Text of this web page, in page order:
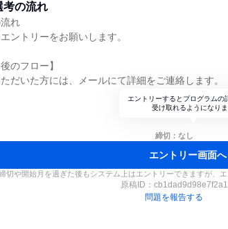
考の流れ
れ
ントリーをお願いします。
のフロー】
だいた方には、メールにて詳細をご連絡します。
エントリーするとプログラムの
受け取れるようになり
締切：なし
エントリー画面へ
切や開始月を過ぎた後もシステム上はエントリーできますが、
原稿ID： cb1dad9d98e7f2a1
問題を報告する